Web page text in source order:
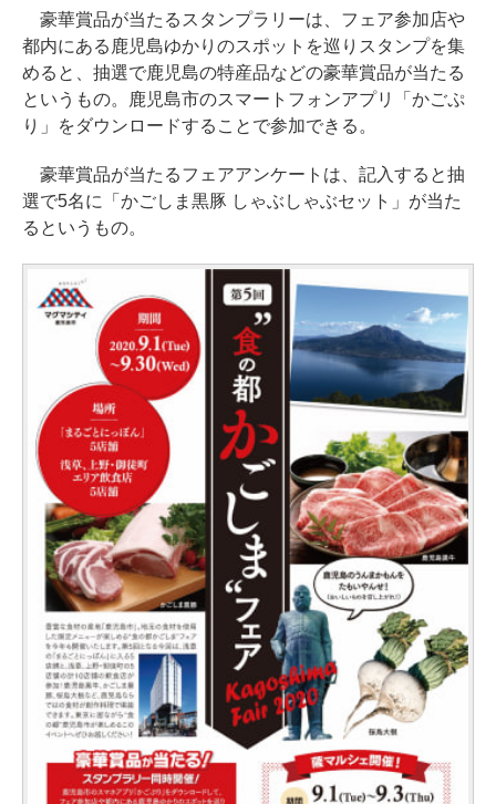
豪華賞品が当たるスタンプラリーは、フェア参加店や
都内にある鹿児島ゆかりのスポットを巡りスタンプを集
めると、抽選で鹿児島の特産品などの豪華賞品が当たる
というもの。鹿児島市のスマートフォンアプリ「かごぷ
り」をダウンロードすることで参加できる。
豪華賞品が当たるフェアアンケートは、記入すると抽
選で5名に「かごしま黒豚 しゃぶしゃぶセット」が当た
るというもの。